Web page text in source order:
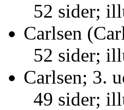
52 sider;
Carlsen
52 sider;
Carlsen; 3.
49 sider;